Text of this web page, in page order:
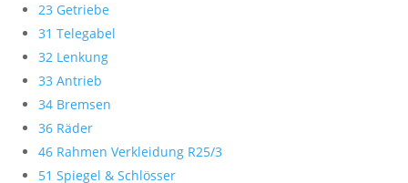
23 Getriebe
31 Telegabel
32 Lenkung
33 Antrieb
34 Bremsen
36 Räder
46 Rahmen Verkleidung R25/3
51 Spiegel & Schlösser